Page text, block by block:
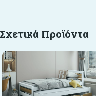
Σχετικά Προϊόντα